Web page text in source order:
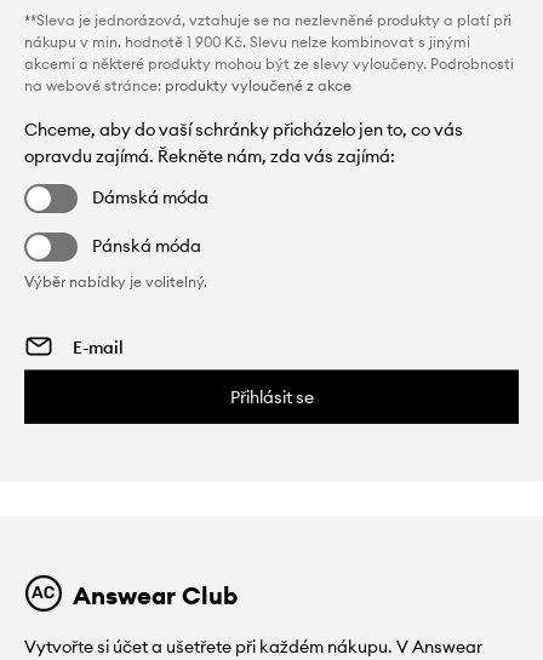
**Sleva je jednorázová, vztahuje se na nezlevněné produkty a platí při
nákupu v min. hodnotě 1 900 Kč. Slevu nelze kombinovat s jinými
akcemi a některé produkty mohou být ze slevy vyloučeny. Podrobnosti
na webové stránce: produkty vyloučené z akce
Chceme, aby do vaší schránky přicházelo jen to, co vás
opravdu zajímá. Řekněte nám, zda vás zajímá:
Dámská móda
Pánská móda
Výběr nabídky je volitelný.
Přihlásit se
Answear Club
Vytvořte si účet a ušetřete při každém nákupu. V Answear